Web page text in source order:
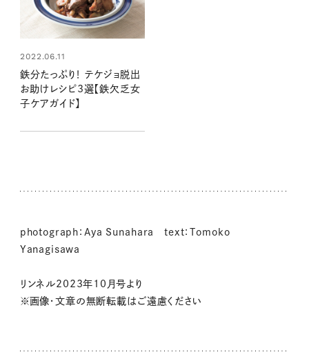
2022.06.11
鉄分たっぷり！ テケジョ脱出
お助けレシピ3選【鉄欠乏女
子ケアガイド】
photograph：Aya Sunahara text：Tomoko
Yanagisawa
リンネル2023年10月号より
※画像・文章の無断転載はご遠慮ください